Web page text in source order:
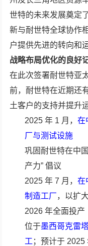
世特的未来发展奠定
新与耐世特全球协作
户提供先进的转向和
战略布局优化的良好
在此次签署耐世特亚
前，耐世特在近期还
土客户的支持并提升
2025 年 1 月，在
厂与测试设施
巩固耐世特在中
产力” 倡议
2025 年 7 月，在
制造工厂，以扩
2026 年全面投产
位于墨西哥克雷
工 ；预计于